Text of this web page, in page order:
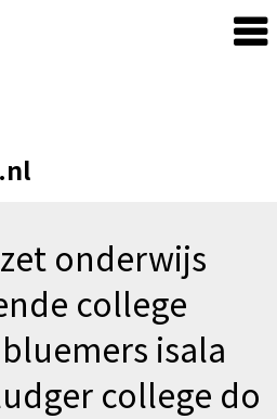
onderwijs
college
isala
college do